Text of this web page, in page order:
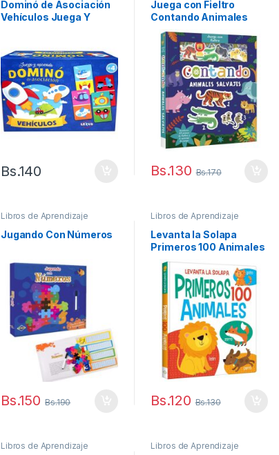
Dominó de Asociación
Vehículos Juega Y
Bs.140
Juega con Fieltro
Contando Animales
Salvajes
Bs.130 Bs.170
Libros de Aprendizaje
Jugando Con Números
Bs.150 Bs.190
Libros de Aprendizaje
Levanta la Solapa
Primeros 100 Animales
Bs.120 Bs.130
Libros de Aprendizaje Libros de Aprendizaje